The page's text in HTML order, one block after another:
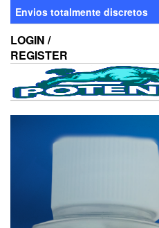
Skip
the
content
Envios totalmente discretos
LOGIN /
REGISTER